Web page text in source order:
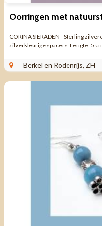
Oorringen met
CORINA SIERADEN Sterling
zilverkleurige spacers. Lengte: 5
Berkel en Rodenrijs, ZH